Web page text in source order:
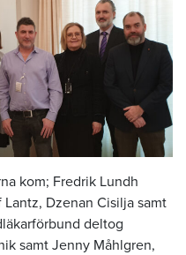
kom; Fredrik Lundh
Dzenan Cisilja samt
deltog
samt Jenny Måhlgren,